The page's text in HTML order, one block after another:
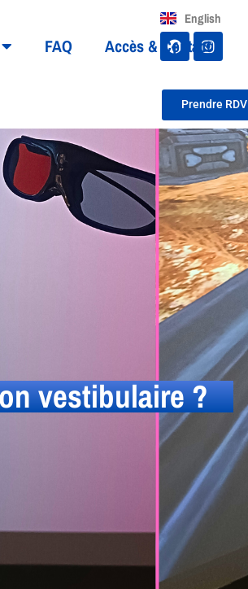
FAQ Accès & Contact
Prendre RDV
English
vestibulaire ?